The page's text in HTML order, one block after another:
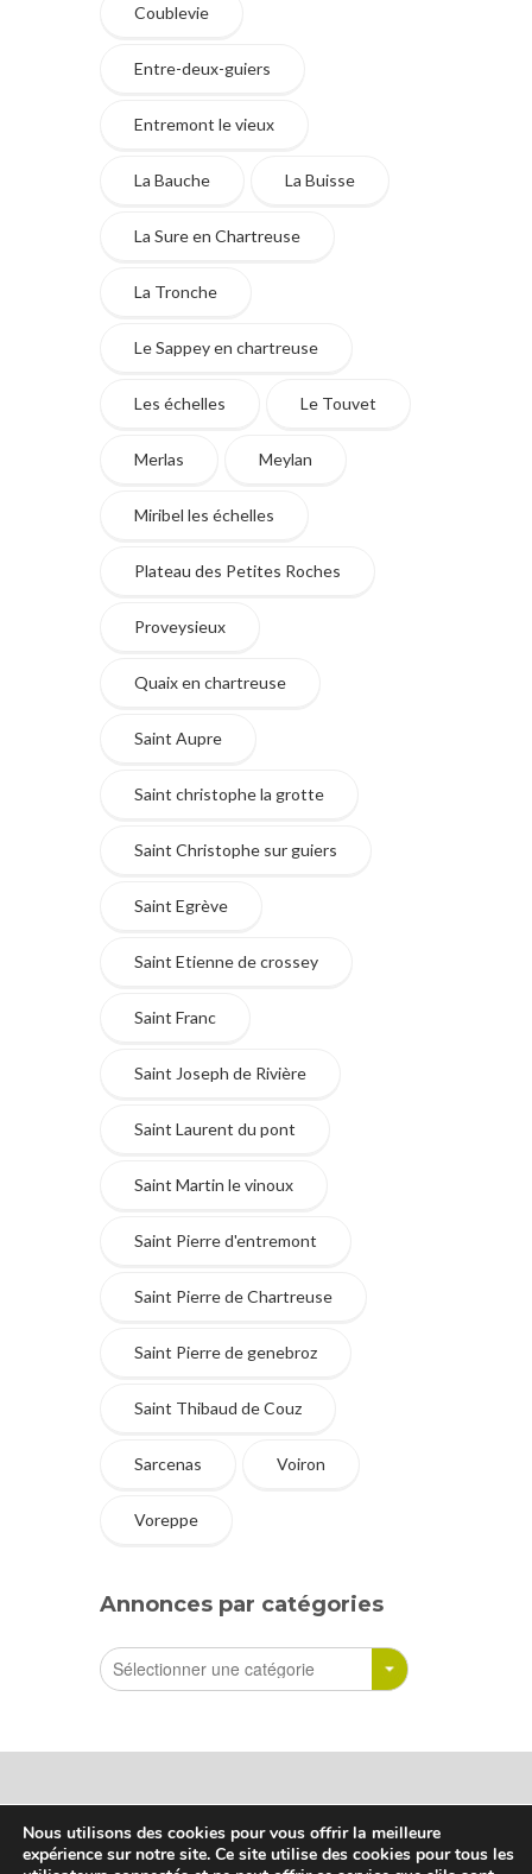
Coublevie
Entre-deux-guiers
Entremont le vieux
La Bauche La Buisse
La Sure en Chartreuse
La Tronche
Le Sappey en chartreuse
Les échelles Le Touvet
Merlas Meylan
Miribel les échelles
Plateau des Petites Roches
Proveysieux
Quaix en chartreuse
Saint Aupre
Saint christophe la grotte
Saint Christophe sur guiers
Saint Egrève
Saint Etienne de crossey
Saint Franc
Saint Joseph de Rivière
Saint Laurent du pont
Saint Martin le vinoux
Saint Pierre d'entremont
Saint Pierre de Chartreuse
Saint Pierre de genebroz
Saint Thibaud de Couz
Sarcenas Voiron
Voreppe
Annonces par catégories
Sharetreuse © Tous droits réservés
Nous utilisons des cookies pour vous offrir la meilleure
expérience sur notre site. Ce site utilise des cookies pour tous les